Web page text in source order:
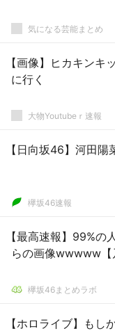
気になる芸能まとめ
【画像】ヒカキン
に行く
大物Youtubeｒ速報
【日向坂46】河田陽
欅坂46速報
【最高速報】99%の
らの画像wwwww【
欅坂46まとめラボ
【ホロライブ】もし